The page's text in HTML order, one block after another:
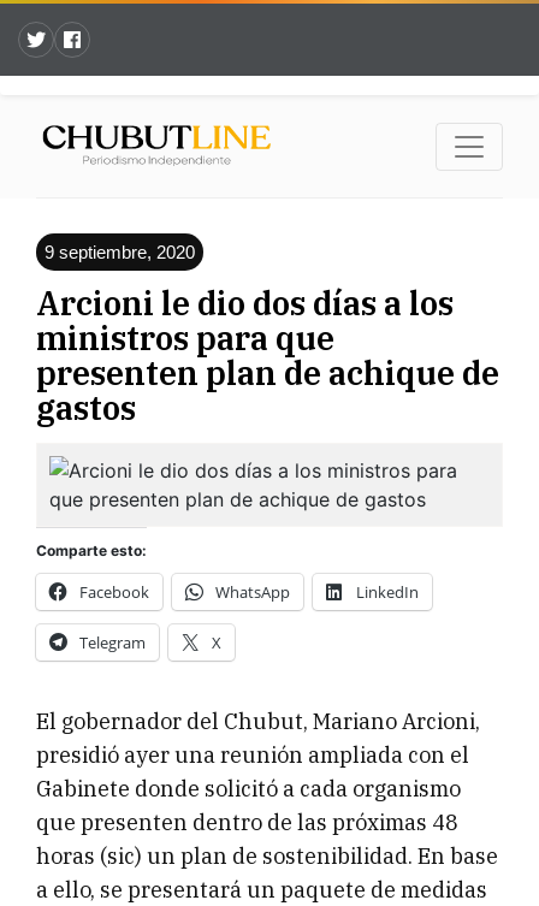
9 septiembre, 2020
Arcioni le dio dos días a los
ministros para que
presenten plan de achique de
gastos
Comparte esto:
Facebook WhatsApp LinkedIn
Telegram X
El gobernador del Chubut, Mariano Arcioni,
presidió ayer una reunión ampliada con el
Gabinete donde solicitó a cada organismo
que presenten dentro de las próximas 48
horas (sic) un plan de sostenibilidad. En base
a ello, se presentará un paquete de medidas